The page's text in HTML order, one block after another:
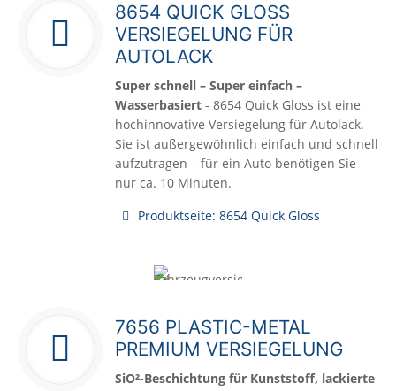
8654 QUICK GLOSS
VERSIEGELUNG FÜR
AUTOLACK
Super schnell – Super einfach –
Wasserbasiert - 8654 Quick Gloss ist eine
hochinnovative Versiegelung für Autolack.
Sie ist außergewöhnlich einfach und schnell
aufzutragen – für ein Auto benötigen Sie
nur ca. 10 Minuten.
Produktseite: 8654 Quick Gloss
7656 PLASTIC-METAL
PREMIUM VERSIEGELUNG
SiO²-Beschichtung für Kunststoff, lackierte